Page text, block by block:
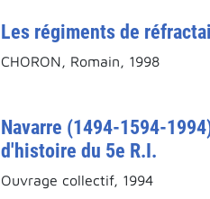
Les régiments de
CHORON, Romain, 1998
Navarre (1494-1594-
d'histoire du 5e R.I.
Ouvrage collectif, 1994